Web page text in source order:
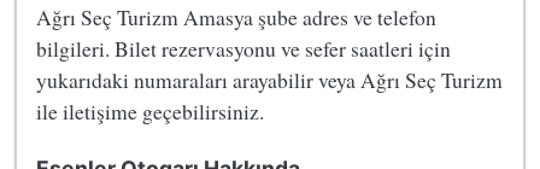
Ağrı Seç Turizm Amasya şube adres ve telefon
bilgileri. Bilet rezervasyonu ve sefer saatleri için
yukarıdaki numaraları arayabilir veya Ağrı Seç Turizm
ile iletişime geçebilirsiniz.